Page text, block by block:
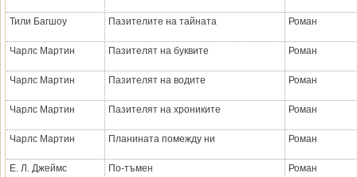
Тили Багшоу Пазителите на тайната Роман
Чарлс Мартин Пазителят на буквите Роман
Чарлс Мартин Пазителят на водите Роман
Чарлс Мартин Пазителят на хрониките Роман
Чарлс Мартин Планината помежду ни Роман
Е. Л. Джеймс По-тъмен Роман